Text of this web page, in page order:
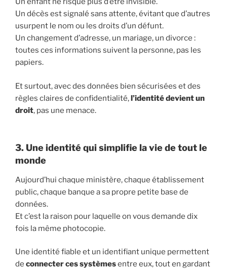
Un décès est signalé sans attente, évitant que d’autres
usurpent le nom ou les droits d’un défunt.
Un changement d’adresse, un mariage, un divorce :
toutes ces informations suivent la personne, pas les
papiers.
Et surtout, avec des données bien sécurisées et des
règles claires de confidentialité,l’identité devient un
droit, pas une menace.
3. Une identité qui simplifie la vie de tout le
monde
Aujourd’hui chaque ministère, chaque établissement
public, chaque banque a sa propre petite base de
données.
Et c’est la raison pour laquelle on vous demande dix
fois la même photocopie.
Une identité fiable et un identifiant unique permettent
de connecter ces systèmesentre eux, tout en gardant